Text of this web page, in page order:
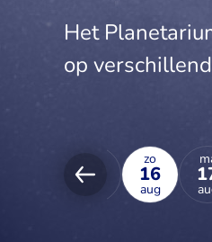
Het
op
15
aug
zo
16
aug